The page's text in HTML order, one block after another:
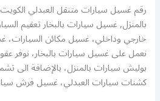
رقم غسيل سيارات متنقل العبدلي
بالمنزل, غسيل سيارات بالبخار تعقيم
خارجي وداخلي، غسيل مكائن السيارات،
نعمل على غسيل سيارات بالبخار، نوفر
بوليش سيارات بالمنزل، بالإضافة
كشنات سيارات العبدلي، غسيل فرش